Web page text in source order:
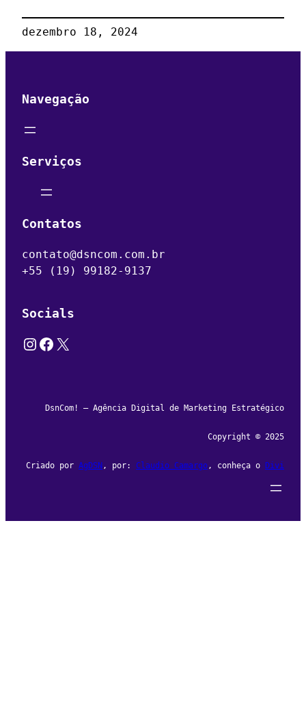
dezembro 18, 2024
Navegação
Serviços
Contatos
contato@dsncom.com.br
+55 (19) 99182-9137
Socials
Instagram Facebook X
DsnCom! – Agência Digital de Marketing Estratégico
Copyright © 2025
Criado por AgDSN , por: Claudio Camargo, conheça o Divi